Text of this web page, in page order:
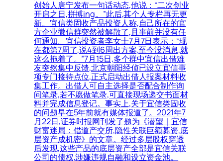
创始人唐宁发布一句话动态,他说：“二次创业
开启之日,拼搏ing。”此后,其个人专栏再无更
新。宜信类固收产品投资人称,自己所在的官
方企业微信群突然被解散了,且事前并没有任
何通知。宜信投资者李女士7月7日表示：“现
在都第7周了,说4到6周出方案,至今没消息,就
这么拖着了。”7月15日,多个群中宜信出借难
友突然集中反馈,北京朝阳经侦已设立宜信事
项专门接待点位,正式启动出借人报案材料收
集工作。出借人可自主选择是否配合制作询
问笔录,若不愿做笔录,可直接现场递交书面材
料并完成信息登记。事实上,关于宜信类固收
的问题早在5年前就有媒体报道了。2021年7
月22日,证券时报网刊发了题为《潜望｜宜信
财富迷局：借道产交所,隐性关联巨额募资,底
层资产成机密》的文章。经过多层股权穿透
后发现,这些产品的底层资产全部是宜信关联
公司的债权,涉嫌违规自融和设立资金池。